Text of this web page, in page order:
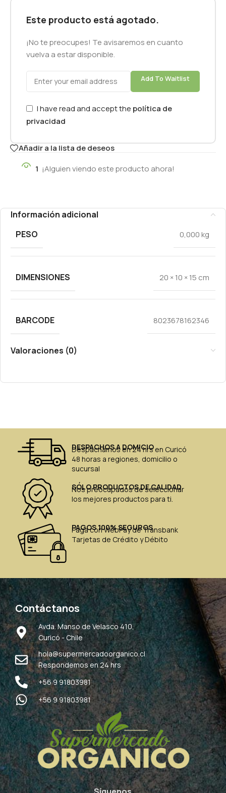
Este producto está agotado.
¡No te preocupes! Te avisaremos en cuanto
vuelva a estar disponible.
Add To Waitlist
I have read and accept the política de
privacidad
Añadir a la lista de deseos
1 ¡Alguien viendo este producto ahora!
Información adicional
PESO
0,000 kg
DIMENSIONES 20 × 10 × 15 cm
BARCODE 8023678162346
Valoraciones (0)
DESPACHOS A DOMICIO
Despachamos en 24 hrs en Curicó
48 horas a regiones, domicilio o
sucursal
SÓLO PRODUCTOS DE CALIDAD
Nos preocupados de seleccionar
los mejores productos para ti.
PAGOS 100% SEGUROS
Paga con WebPay de Transbank
Tarjetas de Crédito y Débito
Contáctanos
Avda. Manso de Velasco 410,
Curicó - Chile
hola@supermercadoorganico.cl
Respondemos en 24 hrs
+56 9 91803981
+56 9 91803981